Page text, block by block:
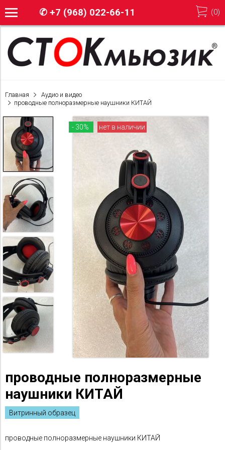
✆ +7 (968) 022-66-11 (0)
Главная
Аудио и видео
проводные полноразмерные наушники КИТАЙ
- 30% нет в наличии
проводные полноразмерные
наушники КИТАЙ
Витринный образец
проводные полноразмерные наушники КИТАЙ